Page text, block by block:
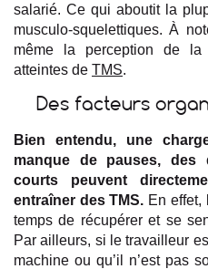
salarié. Ce qui aboutit la
musculo-squelettiques. À
même la perception de
atteintes de TMS.
Des facteurs
Bien entendu, une
manque de pauses, des
courts peuvent
entraîner des TMS. En effet,
temps de récupérer et se
Par ailleurs, si le travailleur
machine ou qu’il n’est pas